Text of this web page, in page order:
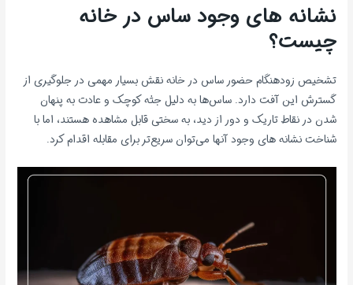
نشانه های وجود ساس در خانه
چیست؟
تشخیص زودهنگام حضور ساس در خانه نقش بسیار مهمی در جلوگیری از
گسترش این آفت دارد. ساس‌ها به دلیل جثه کوچک و عادت به پنهان
شدن در نقاط تاریک و دور از دید، به سختی قابل مشاهده هستند، اما با
شناخت نشانه های وجود آنها می‌توان سریع‌تر برای مقابله اقدام کرد.